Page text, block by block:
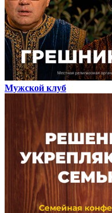
Мужской клуб